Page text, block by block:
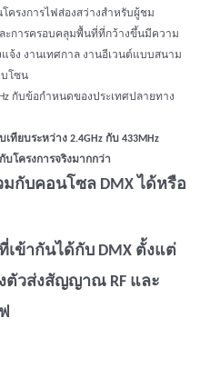
ครงการไฟส่องสว่างสำหรับผู้ชม
ะการครอบคลุมพื้นที่ที่กว้างขึ้นมีความ
จ้ง งานเทศกาล งานอีเวนต์แบบสนาม
โซน
กับข้อกำหนดของประเทศปลายทาง
ยบระหว่าง 2.4GHz กับ 433MHz
โครงการจริงมากกว่า
มกับคอนโซล DMX ได้หรือ